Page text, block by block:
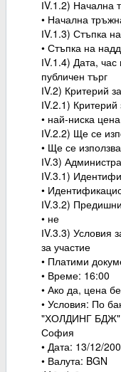
ІV.1.2) Начална
• Начална
ІV.1.3) Стъпка
• Стъпка на
ІV.1.4) Дата,
публичен търг
ІV.2) Критерий
ІV.2.1)
• най-ниска цена
ІV.2.2) Ще се
• Ще се
ІV.3)
ІV.3.1)
•
ІV.3.2)
• не
ІV.3.3) Условия
за участие
• Платими
• Време: 16:00
• Ако да, цена
• Условия: По
"ХОЛДИНГ БДЖ"
София
• Дата: 13/12/
• Валута: BGN